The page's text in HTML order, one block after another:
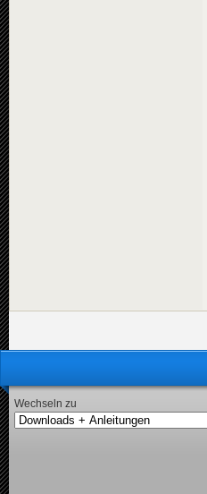
Wechseln zu